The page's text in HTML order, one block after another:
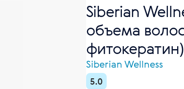
Siberian
объема
Siberian Wellness
5.0